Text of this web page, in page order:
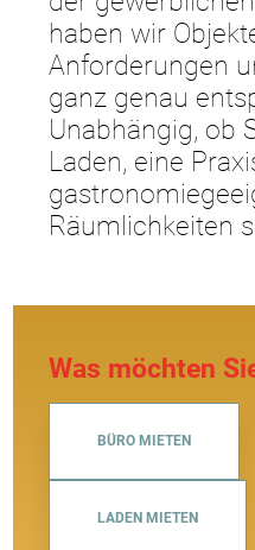
haben wir
Anforderungen
ganz genau
Unabhängig, ob
Laden, eine
Räumlichkeiten
Was möchten
BÜRO MIETEN
LADEN MIETEN